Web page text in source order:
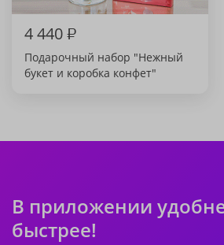
4 440₽
Подарочный набор "Нежный
букет и коробка конфет"
В приложении
быстрее!